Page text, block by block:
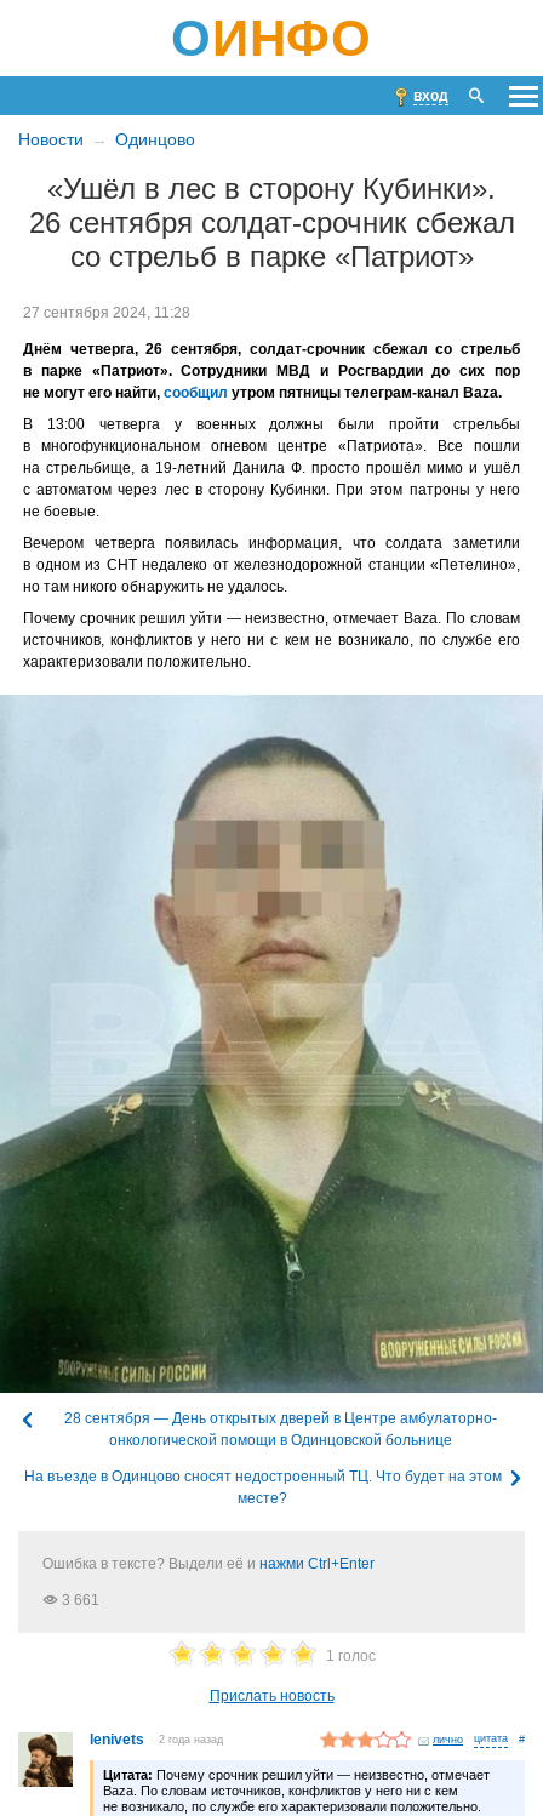
ОИНФО
вход
Новости Одинцово
«Ушёл в лес в сторону Кубинки».
26 сентября солдат-срочник сбежал
со стрельб в парке «Патриот»
27 сентября 2024, 11:28
Днём четверга, 26 сентября, солдат-срочник сбежал со стрельб
в парке «Патриот». Сотрудники МВД и Росгвардии до сих пор
не могут его найти, сообщил утром пятницы телеграм-канал Baza.
В 13:00 четверга у военных должны были пройти стрельбы
в многофункциональном огневом центре «Патриота». Все пошли
на стрельбище, а 19-летний Данила Ф. просто прошёл мимо и ушёл
с автоматом через лес в сторону Кубинки. При этом патроны у него
не боевые.
Вечером четверга появилась информация, что солдата заметили
в одном из СНТ недалеко от железнодорожной станции «Петелино»,
но там никого обнаружить не удалось.
Почему срочник решил уйти — неизвестно, отмечает Baza. По словам
источников, конфликтов у него ни с кем не возникало, по службе его
характеризовали положительно.
28 сентября — День открытых дверей в Центре амбулаторно-
онкологической помощи в Одинцовской больнице
На въезде в Одинцово сносят недостроенный ТЦ. Что будет на этом
месте?
Ошибка в тексте? Выдели её и нажми Ctrl+Enter
3 661
1 голос
Прислать новость
lenivets 2 года назад лично #
Цитата: Почему срочник решил уйти — неизвестно, отмечает
Baza. По словам источников, конфликтов у него ни с кем
не возникало, по службе его характеризовали положительно.